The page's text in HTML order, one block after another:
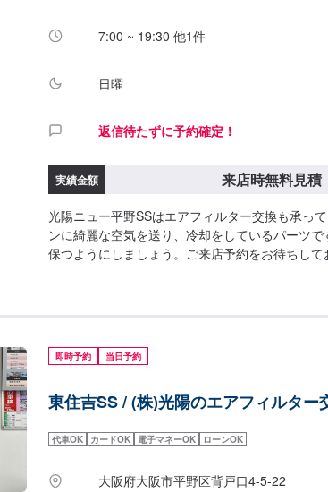
7:00 ~ 19:30 他1件
日曜
返信待たずに予約確定！
実績金額 来店時無料見積
光陽ニュー平野SSはエアフィルター交換も承っ
ンに綺麗な空気を送り、冷却をしているパーツ
保つようにしましょう。ご来店予約をお待ちし
即時予約 当日予約
東住吉SS / (株)光陽のエアフィルター
代車OK カードOK 電子マネーOK ローンOK
大阪府大阪市平野区背戸口4-5-22